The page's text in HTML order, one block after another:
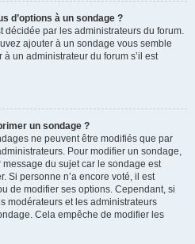
d’options à un sondage ?
décidée par les administrateurs du forum.
ajouter à un sondage vous semble
un administrateur du forum s’il est
un sondage ?
ne peuvent être modifiés que par
Pour modifier un sondage,
du sujet car le sondage est
Si personne n’a encore voté, il est
de modifier ses options. Cependant, si
modérateurs et les administrateurs
Cela empêche de modifier les